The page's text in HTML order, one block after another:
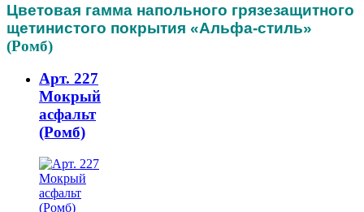
Цветовая гамма напольного грязезащитного
щетинистого покрытия «Альфа-стиль»
(Ромб)
Арт. 227
Мокрый
асфальт
(Ромб)